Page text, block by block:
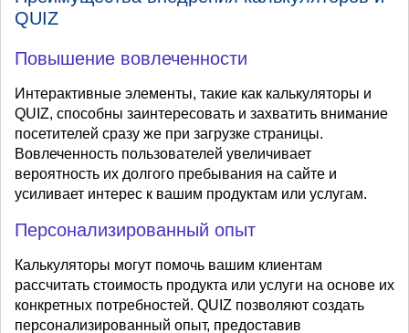
QUIZ
Повышение вовлеченности
Интерактивные элементы, такие как калькуляторы и
QUIZ, способны заинтересовать и захватить внимание
посетителей сразу же при загрузке страницы.
Вовлеченность пользователей увеличивает
вероятность их долгого пребывания на сайте и
усиливает интерес к вашим продуктам или услугам.
Персонализированный опыт
Калькуляторы могут помочь вашим клиентам
рассчитать стоимость продукта или услуги на основе их
конкретных потребностей. QUIZ позволяют создать
персонализированный опыт, предоставив